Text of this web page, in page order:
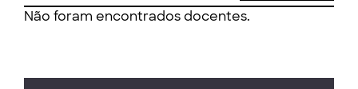
Não foram encontrados docentes.